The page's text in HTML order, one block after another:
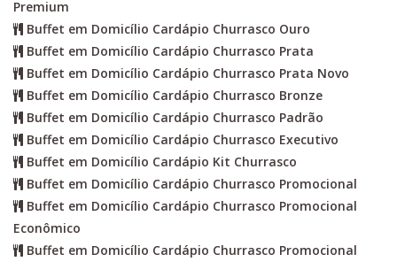
Premium
Buffet em Domicílio Cardápio Churrasco Ouro
Buffet em Domicílio Cardápio Churrasco Prata
Buffet em Domicílio Cardápio Churrasco Prata Novo
Buffet em Domicílio Cardápio Churrasco Bronze
Buffet em Domicílio Cardápio Churrasco Padrão
Buffet em Domicílio Cardápio Churrasco Executivo
Buffet em Domicílio Cardápio Kit Churrasco
Buffet em Domicílio Cardápio Churrasco Promocional
Buffet em Domicílio Cardápio Churrasco Promocional
Econômico
Buffet em Domicílio Cardápio Churrasco Promocional